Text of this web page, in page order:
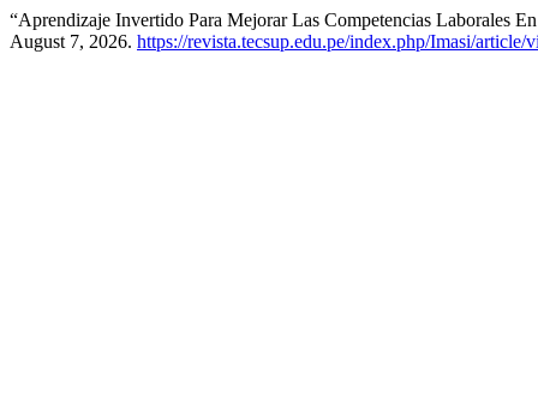
“Aprendizaje Invertido Para Mejorar Las Competencias Laborales
August 7, 2026. https://revista.tecsup.edu.pe/index.php/Imasi/article/